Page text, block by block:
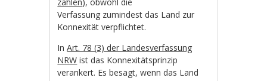
Verfassung zumindest das Land zur
Konnexität verpflichtet.
InArt. 78 (3) der Landesverfassung
NRW ist das Konnexitätsprinzip
verankert. Es besagt, wenn das Land